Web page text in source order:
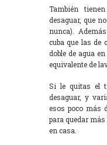
También
desaguar, que
nunca).
cuba que las de
doble de agua
equivalente de
Si le quitas el
desaguar, y
esos poco más
para quedar
en casa.